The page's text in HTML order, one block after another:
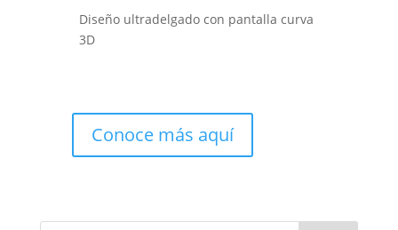
Diseño ultradelgado con pantalla curva
3D
Conoce más aquí